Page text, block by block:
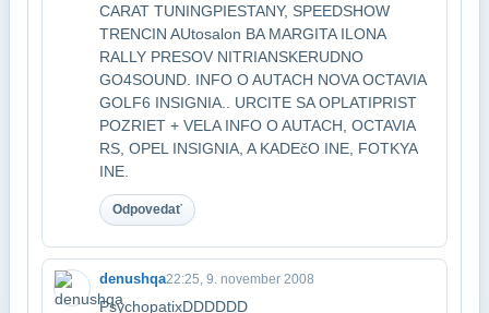
CARAT TUNING​PIESTANY, SPEEDSHOW
TRENCIN AUtosalon BA MARGITA ILONA
RALLY PRESOV NITRIANSKE​RUDNO
GO4SOUND. INFO O AUTACH NOVA OCTAVIA
GOLF6 INSIGNIA.. URCITE SA OPLATI​PRIST
POZRIET + VELA INFO O AUTACH, OCTAVIA
RS, OPEL INSIGNIA, A KADEčO INE, FOTKY​A
INE.
Odpovedať
denushqa22:25, 9. november 2008
PsychopatixDDDDDD